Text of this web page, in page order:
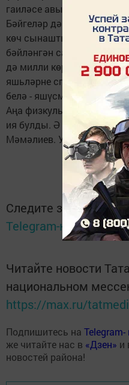
гаиләсе авылдашларына
Бәйгеләр дә төрле,
көч сынашты, бил
бәйләнгән сарык та берәү
дә милли көрәштә мәйдан
яшьләрне спорт белән
белә - яшүсмер көрәшчегә
Аңа физкультура
ия булды. Ә икенче
Мәмәлиев. Ул көрәшнең
Следите за самым
Telegram-канале
Читайте новости
национальном
https://max.ru/
Подпишитесь на
же читайте нас в «Дзен» и
новостей района!